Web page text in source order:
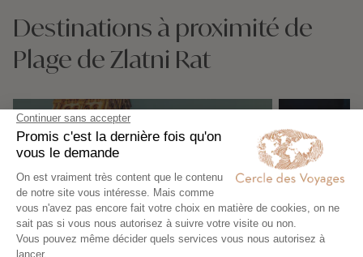
Destinations à proximité de
Plage de Zlatni Rat